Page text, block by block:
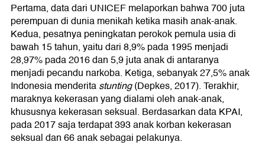
Pertama, data dari UNICEF melaporkan bahwa 700 juta
perempuan di dunia menikah ketika masih anak-anak.
Kedua, pesatnya peningkatan perokok pemula usia di
bawah 15 tahun, yaitu dari 8,9% pada 1995 menjadi
28,97% pada 2016 dan 5,9 juta anak di antaranya
menjadi pecandu narkoba. Ketiga, sebanyak 27,5% anak
Indonesia menderitastunting(Depkes, 2017). Terakhir,
maraknya kekerasan yang dialami oleh anak-anak,
khususnya kekerasan seksual. Berdasarkan data KPAI,
pada 2017 saja terdapat 393 anak korban kekerasan
seksual dan 66 anak sebagai pelakunya.